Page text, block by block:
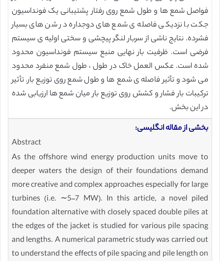
فواصل شمع ها و طول شمع روی رفتار پشتیبانی یک فونداسیون
جکت با نزدیکی فاصله ی شمع های دوجداره در شن های بسیار
فشرده. نتایج ناشی از سربار لنگر پیچشی و سختی اولیه ی سیستم
فرضی است. ظرفیت بار نهایی منبع سیستم فونداسیون محدود
شده است. عکس العمل خاک در طول ، طول شمع منفرد محدود
می شود و تأثیر فاصله ی شمع ها و طول شمع روی توزیع بار. تأثیر
ترکیبات بار فشار و کشش روی توزیع بار میان شمع ها ارزیابی شده
در این بخش.
بخشی از مقاله انگلیسی:
Abstract
As the offshore wind energy production units move to
deeper waters the design of their foundations demand
more creative and complex approaches especially for large
turbines (i.e. ∼5–7 MW). In this article, a novel piled
foundation alternative with closely spaced double piles at
the edges of the jacket is studied for various pile spacing
and lengths. A numerical parametric study was carried out
to understand the effects of pile spacing and pile length on